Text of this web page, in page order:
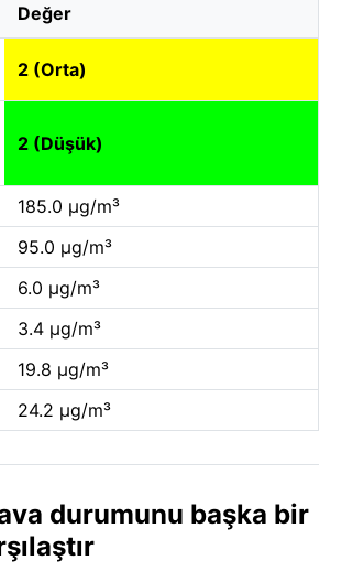
Değer
2 (Orta)
2 (Düşük)
185.0 µg/m³
95.0 µg/m³
6.0 µg/m³
3.4 µg/m³
19.8 µg/m³
24.2 µg/m³
durumunu başka bir